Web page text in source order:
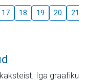
17 18 19 20 21
Iga graafiku